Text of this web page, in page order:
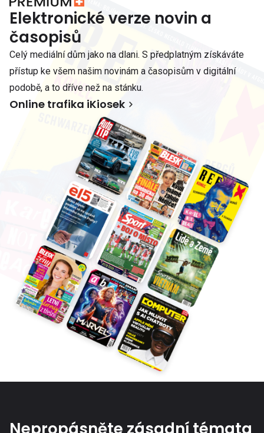
Elektronické verze novin a
časopisů
Celý mediální dům jako na dlani. S předplatným získáváte
přístup ke všem našim novinám a časopisům v digitální
podobě, a to dříve než na stánku.
Online trafika iKiosek